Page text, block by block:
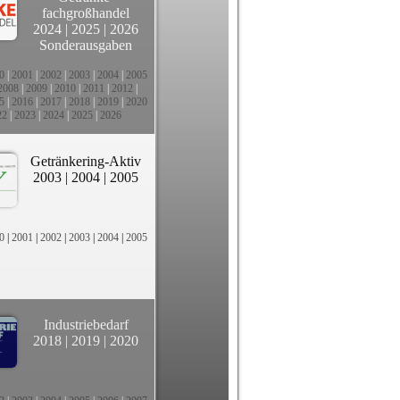
fachgroßhandel
2024 | 2025 | 2026
Sonderausgaben
2001 2002 2003 2004 2005
2009 2010 2011 2012
2016 2017 2018 2019 2020
2023| 2024| 2025| 2026
Getränkering-Aktiv
2003 | 2004 | 2005
| 2001 | 2002 | 2003 | 2004 | 2005
Industriebedarf
2018 | 2019 | 2020